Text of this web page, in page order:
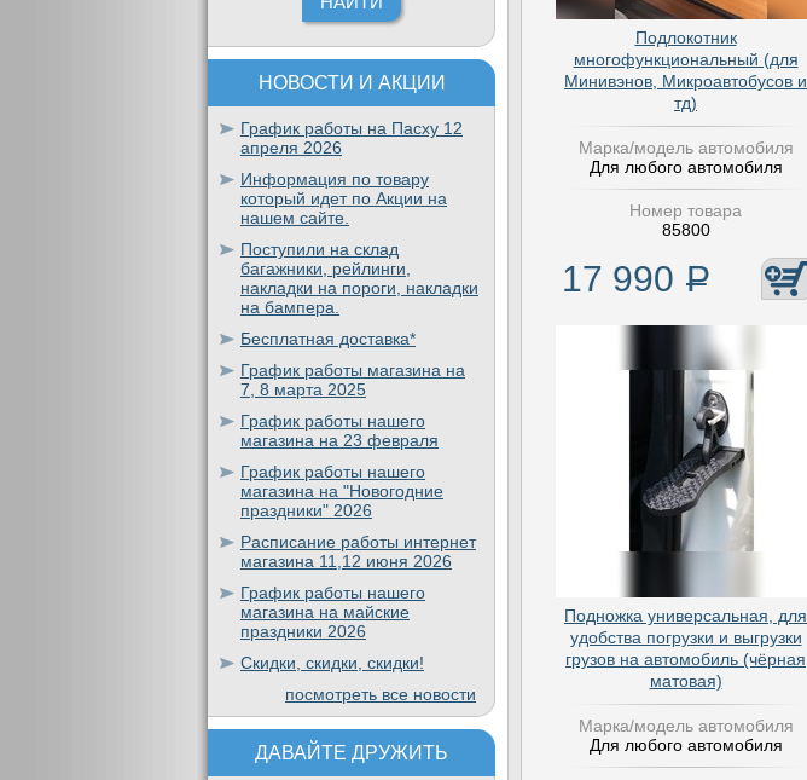
НОВОСТИ И АКЦИИ
График работы на Пасху 12
апреля 2026
Информация по товару
который идет по Акции на
нашем сайте.
Поступили на склад
багажники, рейлинги,
накладки на пороги, накладки
на бампера.
Бесплатная доставка*
График работы магазина на
7, 8 марта 2025
График работы нашего
магазина на 23 февраля
График работы нашего
магазина на "Новогодние
праздники" 2026
Расписание работы интернет
магазина 11,12 июня 2026
График работы нашего
магазина на майские
праздники 2026
Скидки, скидки, скидки!
посмотреть все новости
ДАВАЙТЕ ДРУЖИТЬ
Подлокотник
многофункциональный (для
Минивэнов, Микроавтобусов и
тд)
Марка/модель автомобиля
Для любого автомобиля
Номер товара
85800
17 990 Р
Подножка универсальная, для
удобства погрузки и выгрузки
грузов на автомобиль (чёрная
матовая)
Марка/модель автомобиля
Для любого автомобиля